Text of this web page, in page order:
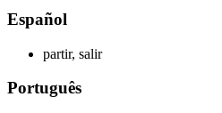
Español
partir, salir
Português